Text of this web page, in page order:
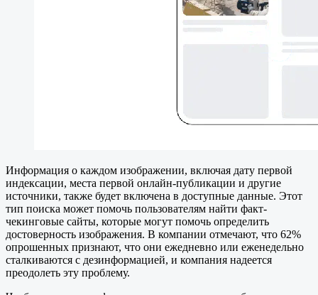
Информация о каждом изображении, включая дату первой
индексации, места первой онлайн-публикации и другие
источники, также будет включена в доступные данные. Этот
тип поиска может помочь пользователям найти факт-
чекинговые сайты, которые могут помочь определить
достоверность изображения. В компании отмечают, что 62%
опрошенных признают, что они ежедневно или еженедельно
сталкиваются с дезинформацией, и компания надеется
преодолеть эту проблему.